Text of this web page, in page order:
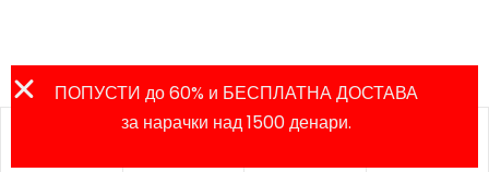
ПОПУСТИ до 60% и БЕСПЛАТНА ДОСТАВА
за нарачки над 1500 денари.